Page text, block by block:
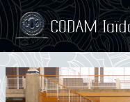
Aller
au
contenu